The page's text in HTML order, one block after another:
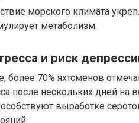
морского климата
метаболизм.
и риск
более 70% яхтсменов
после нескольких дней
выработке